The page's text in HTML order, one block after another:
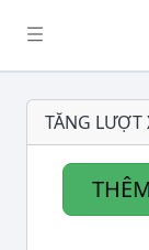
TĂNG LƯỢT